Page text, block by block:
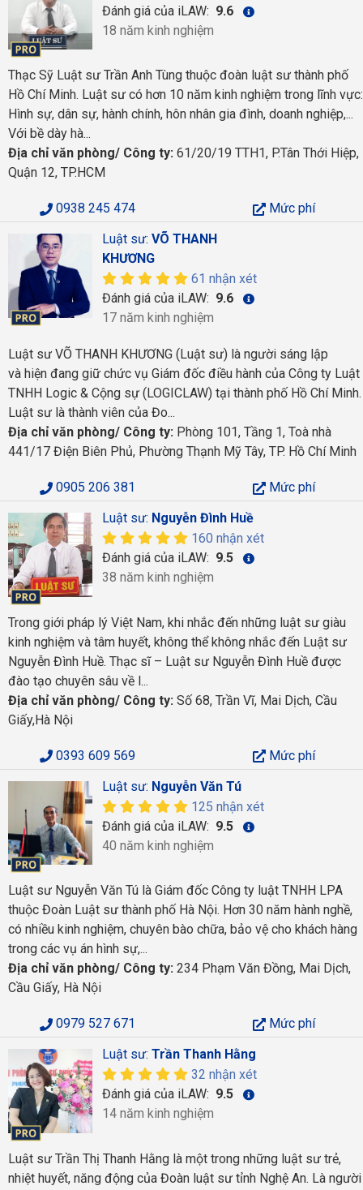
Đánh giá của iLAW: 9.6
18 năm kinh nghiệm
Thạc Sỹ Luật sư Trần Anh Tùng thuộc đoàn luật sư thành phố
Hồ Chí Minh. Luật sư có hơn 10 năm kinh nghiệm trong lĩnh vực:
Hình sự, dân sự, hành chính, hôn nhân gia đình, doanh nghiệp,...
Với bề dày hà...
Địa chỉ văn phòng/ Công ty: 61/20/19 TTH1, P.Tân Thới Hiệp,
Quận 12, TP.HCM
0938 245 474
Mức phí
Luật sư: VÕ THANH
KHƯƠNG
61 nhận xét
Đánh giá của iLAW: 9.6
17 năm kinh nghiệm
Luật sư VÕ THANH KHƯƠNG (Luật sư) là người sáng lập
và hiện đang giữ chức vụ Giám đốc điều hành của Công ty Luật
TNHH Logic & Cộng sự (LOGICLAW) tại thành phố Hồ Chí Minh.
Luật sư là thành viên của Đo...
Địa chỉ văn phòng/ Công ty: Phòng 101, Tầng 1, Toà nhà
441/17 Điện Biên Phủ, Phường Thạnh Mỹ Tây, TP. Hồ Chí Minh
0905 206 381
Mức phí
Luật sư: Nguyễn Đình Huề
160 nhận xét
Đánh giá của iLAW: 9.5
38 năm kinh nghiệm
Trong giới pháp lý Việt Nam, khi nhắc đến những luật sư giàu
kinh nghiệm và tâm huyết, không thể không nhắc đến Luật sư
Nguyễn Đình Huề. Thạc sĩ – Luật sư Nguyễn Đình Huề được
đào tạo chuyên sâu về l...
Địa chỉ văn phòng/ Công ty: Số 68, Trần Vĩ, Mai Dịch, Cầu
Giấy,Hà Nội
0393 609 569
Mức phí
Luật sư: Nguyễn Văn Tú
125 nhận xét
Đánh giá của iLAW: 9.5
40 năm kinh nghiệm
Luật sư Nguyễn Văn Tú là Giám đốc Công ty luật TNHH LPA
thuộc Đoàn Luật sư thành phố Hà Nội. Hơn 30 năm hành nghề,
có nhiều kinh nghiệm, chuyên bào chữa, bảo vệ cho khách hàng
trong các vụ án hình sự,...
Địa chỉ văn phòng/ Công ty: 234 Phạm Văn Đồng, Mai Dịch,
Cầu Giấy, Hà Nội
0979 527 671
Mức phí
Luật sư: Trần Thanh Hằng
32 nhận xét
Đánh giá của iLAW: 9.5
14 năm kinh nghiệm
Luật sư Trần Thị Thanh Hằng là một trong những luật sư trẻ,
nhiệt huyết, năng động của Đoàn luật sư tỉnh Nghệ An. Là người